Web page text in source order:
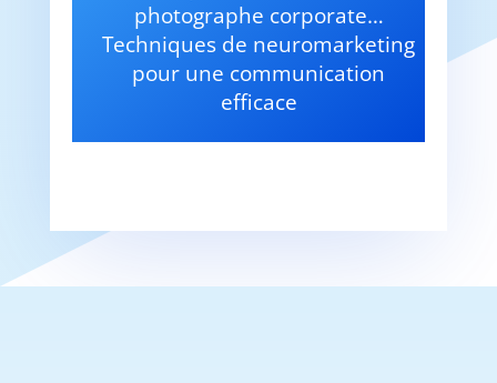
photographe corporate…
Techniques de neuromarketing
pour une communication
efficace